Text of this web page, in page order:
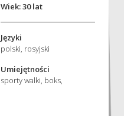
Wiek: 30 lat
Języki
polski, rosyjski
Umiejętności
sporty walki, boks,